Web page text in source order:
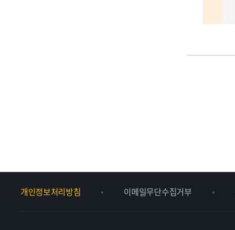
개인정보처리방침 이메일무단수집거부